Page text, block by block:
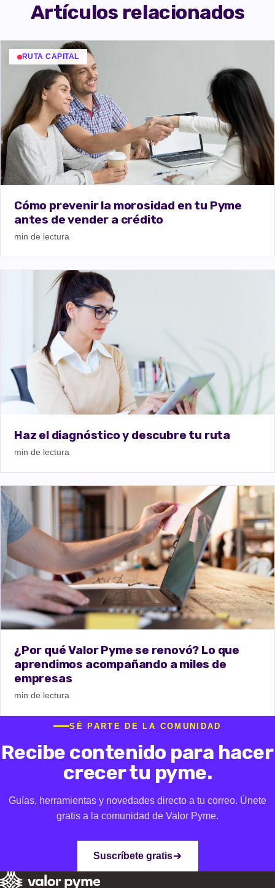
Artículos relacionados
RUTA CAPITAL
Cómo prevenir la morosidad en tu Pyme
antes de vender a crédito
min de lectura
Haz el diagnóstico y descubre tu ruta
min de lectura
¿Por qué Valor Pyme se renovó? Lo que
aprendimos acompañando a miles de
empresas
min de lectura
SÉ PARTE DE LA COMUNIDAD
Recibe contenido para hacer
crecer tu pyme.
Guías, herramientas y novedades directo a tu correo. Únete
gratis a la comunidad de Valor Pyme.
Suscríbete gratis